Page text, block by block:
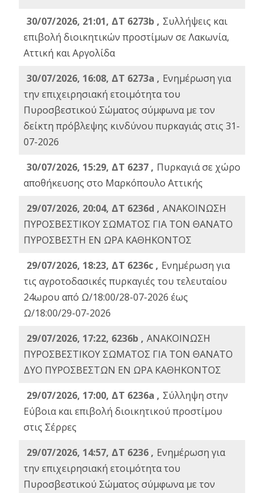
30/07/2026, 21:01, ΔΤ 6273b , Συλλήψεις και
επιβολή διοικητικών προστίμων σε Λακωνία,
Αττική και Αργολίδα
30/07/2026, 16:08, ΔΤ 6273a , Ενημέρωση για
την επιχειρησιακή ετοιμότητα του
Πυροσβεστικού Σώματος σύμφωνα με τον
δείκτη πρόβλεψης κινδύνου πυρκαγιάς στις 31-
07-2026
30/07/2026, 15:29, ΔΤ 6237 , Πυρκαγιά σε χώρο
αποθήκευσης στο Μαρκόπουλο Αττικής
29/07/2026, 20:04, ΔΤ 6236d , ΑΝΑΚΟΙΝΩΣΗ
ΠΥΡΟΣΒΕΣΤΙΚΟΥ ΣΩΜΑΤΟΣ ΓΙΑ ΤΟΝ ΘΑΝΑΤΟ
ΠΥΡΟΣΒΕΣΤΗ ΕΝ ΩΡΑ ΚΑΘΗΚΟΝΤΟΣ
29/07/2026, 18:23, ΔΤ 6236c , Ενημέρωση για
τις αγροτοδασικές πυρκαγιές του τελευταίου
24ωρου από Ω/18:00/28-07-2026 έως
Ω/18:00/29-07-2026
29/07/2026, 17:22, 6236b , ΑΝΑΚΟΙΝΩΣΗ
ΠΥΡΟΣΒΕΣΤΙΚΟΥ ΣΩΜΑΤΟΣ ΓΙΑ ΤΟΝ ΘΑΝΑΤΟ
ΔΥΟ ΠΥΡΟΣΒΕΣΤΩΝ ΕΝ ΩΡΑ ΚΑΘΗΚΟΝΤΟΣ
29/07/2026, 17:00, ΔΤ 6236a , Σύλληψη στην
Εύβοια και επιβολή διοικητικού προστίμου
στις Σέρρες
29/07/2026, 14:57, ΔΤ 6236 , Ενημέρωση για
την επιχειρησιακή ετοιμότητα του
Πυροσβεστικού Σώματος σύμφωνα με τον